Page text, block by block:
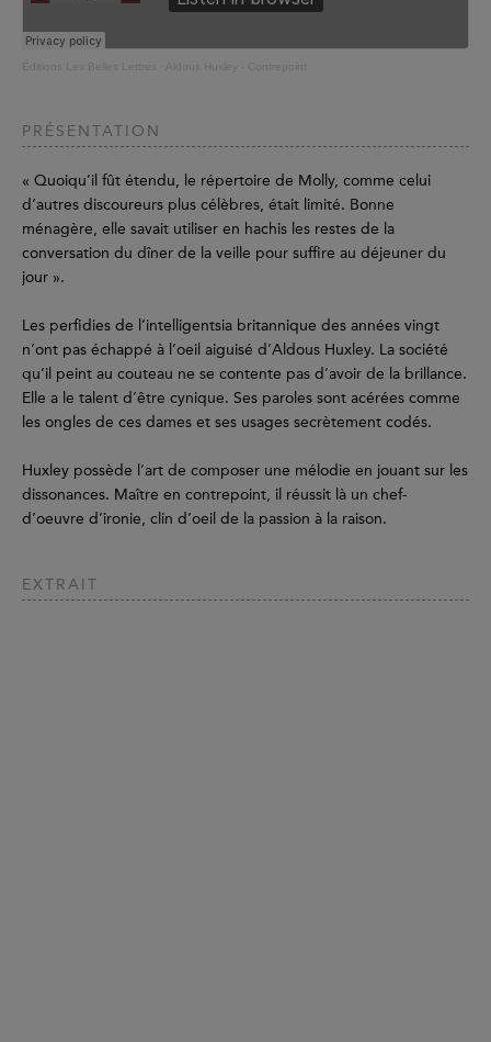
Éditions Les Belles Lettres Aldous Huxley - Contrepoint
PRÉSENTATION
« Quoiqu’il fût étendu, le répertoire de Molly, comme celui
d’autres discoureurs plus célèbres, était limité. Bonne
ménagère, elle savait utiliser en hachis les restes de la
conversation du dîner de la veille pour suffire au déjeuner du
jour ».
Les perfidies de l’intelligentsia britannique des années vingt
n’ont pas échappé à l’oeil aiguisé d’Aldous Huxley. La société
qu’il peint au couteau ne se contente pas d’avoir de la brillance.
Elle a le talent d’être cynique. Ses paroles sont acérées comme
les ongles de ces dames et ses usages secrètement codés.
Huxley possède l’art de composer une mélodie en jouant sur les
dissonances. Maître en contrepoint, il réussit là un chef-
d’oeuvre d’ironie, clin d’oeil de la passion à la raison.
EXTRAIT